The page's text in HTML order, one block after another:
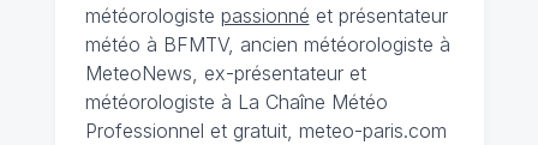
météorologiste passionné et présentateur
météo à BFMTV, ancien météorologiste à
MeteoNews, ex-présentateur et
météorologiste à La Chaîne Météo
Professionnel et gratuit, meteo-paris.com